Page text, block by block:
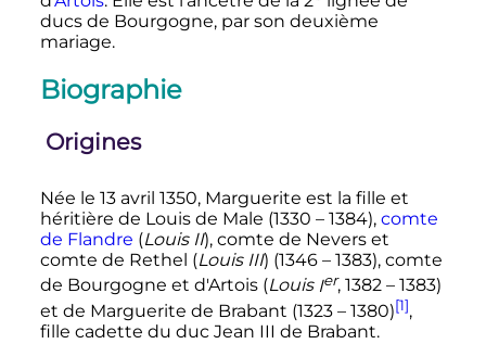
ducs de Bourgogne, par son deuxième
mariage.
Biographie
Origines
Née le 13 avril 1350, Marguerite est la fille et
héritière de Louis de Male (1330 – 1384), comte
de Flandre (Louis II), comte de Nevers et
comte de Rethel (Louis III) (1346 – 1383), comte
de Bourgogne et d'Artois (Louis Ier, 1382 – 1383)
et de Marguerite de Brabant (1323 – 1380)[1],
fille cadette du duc Jean III de Brabant.